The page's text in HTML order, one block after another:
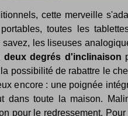
cette merveille
toutes les
les liseuses
deux degrés d'inclinaison
possibilité de rabattre le
encore : une poignée
dans toute la maison.
pour le redressement.